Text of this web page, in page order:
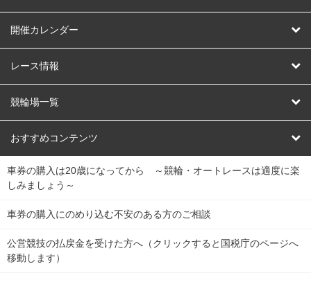
はじめての方へ
開催カレンダー
競輪
オートレース
競輪くじ
Dokanto!
チャリロトプラザ
レース情報
レース予想
レース結果
キャリーオーバー一覧
競輪場一覧
北日本 函館競輪場
関
東
弥彦競輪場 前橋競輪場 取手競輪場 宇都宮競輪場
関
東
小田原競輪場
おすすめコンテンツ
競輪選手情報
Perfecta Navi
netkeirin
車券の購入は20歳になってから ～競輪・オートレースは適度に楽
しみましょう～
車券の購入にのめり込む不安のある方のご相談
公営競技の払戻金を受けた方へ（クリックすると国税庁のページへ
移動します）